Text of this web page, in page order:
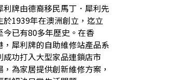
利牌由德裔移民馬丁．犀利先
於1939年在澳洲創立，迄立
今已有80多年歷史。在香
，犀利牌的自助維修站產品系
成功打入大型家品連鎖店市
，為家居提供創新維修方案，